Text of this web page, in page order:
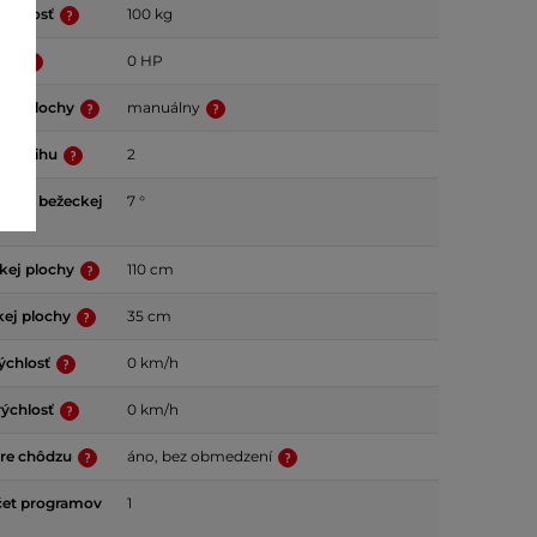
100 kg
0 HP
plochy manuálny
zdvihu 2
bežeckej
7 °
plochy 110 cm
plochy 35 cm
0 km/h
0 km/h
chôdzu áno, bez obmedzení
programov 1